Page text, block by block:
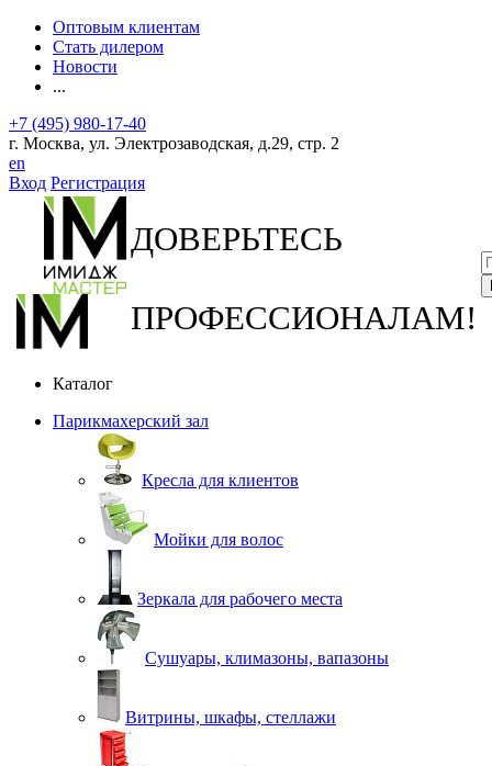
Оптовым клиентам
Стать дилером
Новости
...
+7 (495) 980-17-40
г. Москва, ул. Электрозаводская, д.29, стр. 2
en
Вход Регистрация
ДОВЕРЬТЕСЬ
ПРОФЕССИОНАЛАМ!
Каталог
Парикмахерский зал
Кресла для клиентов
Мойки для волос
Зеркала для рабочего места
Сушуары, климазоны, вапазоны
Витрины, шкафы, стеллажи